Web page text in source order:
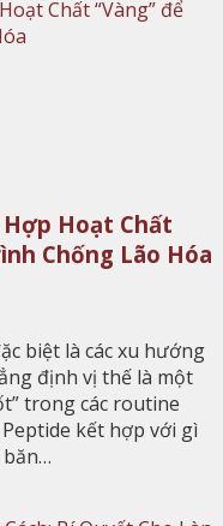
Hoạt Chất
Chống Lão Hóa
biệt là các xu hướng
định vị thế là một
trong các routine
kết hợp với gì